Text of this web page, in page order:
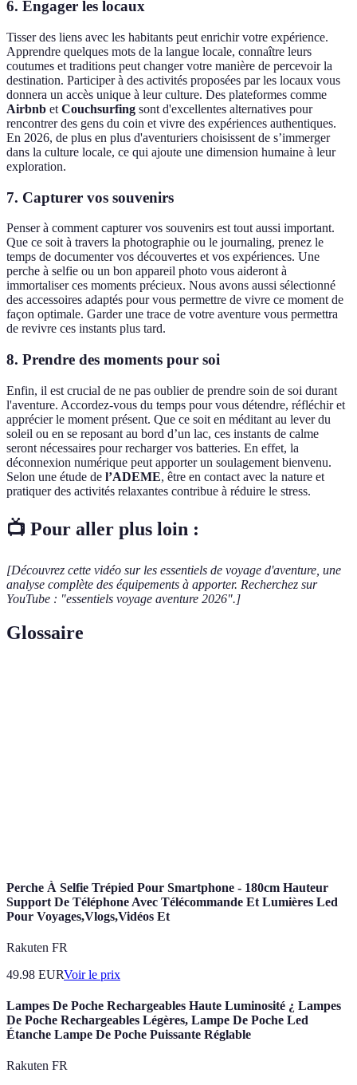
6. Engager les locaux
Tisser des liens avec les habitants peut enrichir votre expérience.
Apprendre quelques mots de la langue locale, connaître leurs
coutumes et traditions peut changer votre manière de percevoir la
destination. Participer à des activités proposées par les locaux vous
donnera un accès unique à leur culture. Des plateformes comme
Airbnb et Couchsurfing sont d'excellentes alternatives pour
rencontrer des gens du coin et vivre des expériences authentiques.
En 2026, de plus en plus d'aventuriers choisissent de s’immerger
dans la culture locale, ce qui ajoute une dimension humaine à leur
exploration.
7. Capturer vos souvenirs
Penser à comment capturer vos souvenirs est tout aussi important.
Que ce soit à travers la photographie ou le journaling, prenez le
temps de documenter vos découvertes et vos expériences. Une
perche à selfie ou un bon appareil photo vous aideront à
immortaliser ces moments précieux. Nous avons aussi sélectionné
des accessoires adaptés pour vous permettre de vivre ce moment de
façon optimale. Garder une trace de votre aventure vous permettra
de revivre ces instants plus tard.
8. Prendre des moments pour soi
Enfin, il est crucial de ne pas oublier de prendre soin de soi durant
l'aventure. Accordez-vous du temps pour vous détendre, réfléchir et
apprécier le moment présent. Que ce soit en méditant au lever du
soleil ou en se reposant au bord d’un lac, ces instants de calme
seront nécessaires pour recharger vos batteries. En effet, la
déconnexion numérique peut apporter un soulagement bienvenu.
Selon une étude de l’ADEME, être en contact avec la nature et
pratiquer des activités relaxantes contribue à réduire le stress.
📺 Pour aller plus loin :
[Découvrez cette vidéo sur les essentiels de voyage d'aventure, une
analyse complète des équipements à apporter. Recherchez sur
YouTube : "essentiels voyage aventure 2026".]
Glossaire
Perche À Selfie Trépied Pour Smartphone - 180cm Hauteur
Support De Téléphone Avec Télécommande Et Lumières Led
Pour Voyages,Vlogs,Vidéos Et
Rakuten FR
49.98 EURVoir le prix
Lampes De Poche Rechargeables Haute Luminosité ¿ Lampes
De Poche Rechargeables Légères, Lampe De Poche Led
Étanche Lampe De Poche Puissante Réglable
Rakuten FR